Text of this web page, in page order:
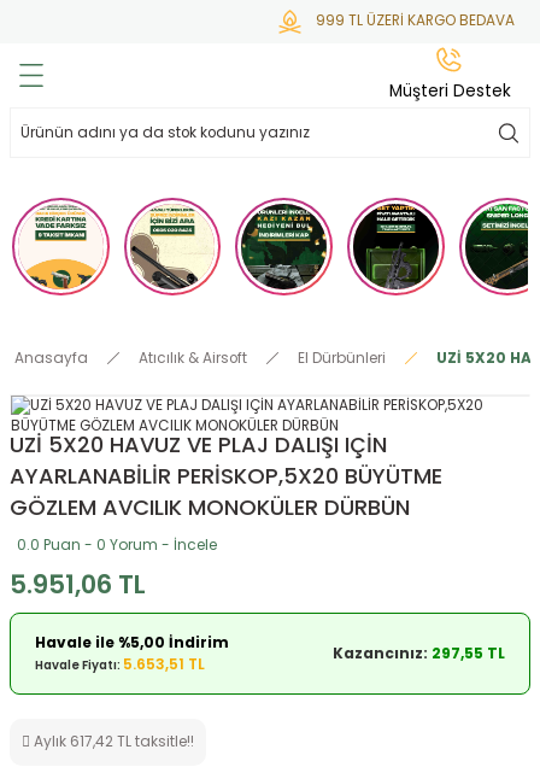
999 TL ÜZERİ KARGO BEDAVA
Mermisi
Anasayfa Atıcılık & Airsoft El Dürbünleri UZİ 5X20
UZİ 5X20 HAVUZ VE PLAJ DALIŞI IÇİN
AYARLANABİLİR PERİSKOP,5X20 BÜYÜTME
GÖZLEM AVCILIK MONOKÜLER DÜRBÜN
0.0 Puan - 0 Yorum - İncele
5.951,06 TL
Havale ile %5,00 İndirim
Havale Fiyatı: 5.653,51 TL
Kazancınız: 297,55 TL
Aylık 617,42 TL taksitle!!